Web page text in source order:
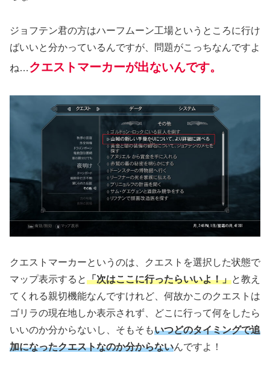
ジョフテン君の方はハーフムーン工場というところに行け
ばいいと分かっているんですが、問題がこっちなんですよ
ね…クエストマーカーが出ないんです。
クエストマーカーというのは、クエストを選択した状態で
マップ表示すると「次はここに行ったらいいよ！」と教え
てくれる親切機能なんですけれど、何故かこのクエストは
ゴリラの現在地しか表示されず、どこに行って何をしたら
いいのか分からないし、そもそもいつどのタイミングで追
加になったクエストなのか分からないんですよ！